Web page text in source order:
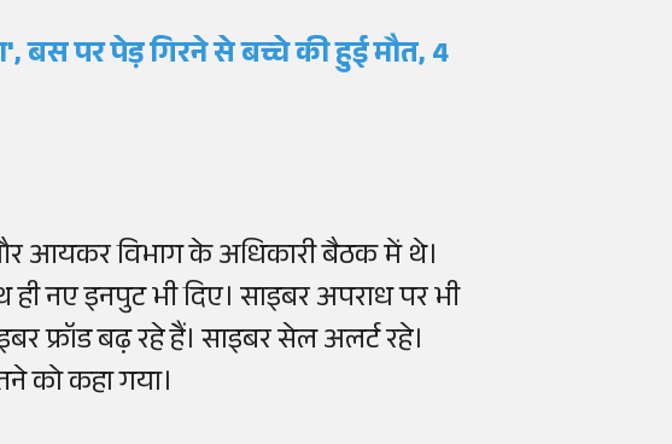
बस पर पेड़ गिरने से बच्चे की हुई मौत, 4
आयकर विभाग के अधिकारी बैठक में थे।
ही नए इनपुट भी दिए। साइबर अपराध पर भी
फ्रॉड बढ़ रहे हैं। साइबर सेल अलर्ट रहे।
को कहा गया।